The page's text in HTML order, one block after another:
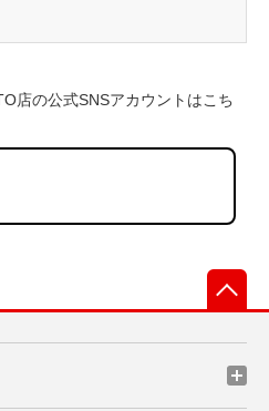
店の公式SNSアカウントはこち